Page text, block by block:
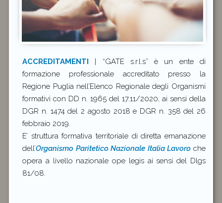
ACCREDITAMENTI | “GATE s.r.l.s” è un ente di
formazione professionale accreditato presso la
Regione Puglia nell’Elenco Regionale degli Organismi
formativi con DD n. 1965 del 17.11/2020, ai sensi della
DGR n. 1474 del 2 agosto 2018 e DGR n. 358 del 26
febbraio 2019.
E’ struttura formativa territoriale di diretta emanazione
dell’Organismo Paritetico Nazionale Italia Lavoro che
opera a livello nazionale ope legis ai sensi del Dlgs
81/08.